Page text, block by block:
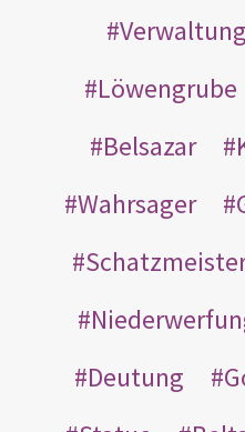
Verwaltung
Löwengrube
Belsazar
Wahrsager
Deutung